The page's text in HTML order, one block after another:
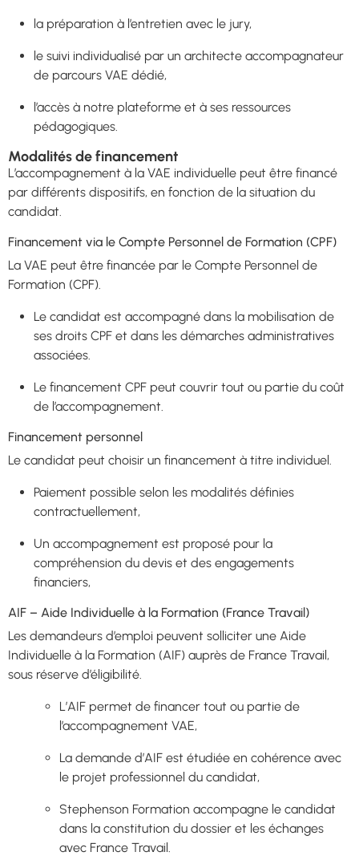
la préparation à l’entretien avec le jury,
le suivi individualisé par un architecte accompagnateur
de parcours VAE dédié,
l’accès à notre plateforme et à ses ressources
pédagogiques.
Modalités de financement
L’accompagnement à la VAE individuelle peut être financé
par différents dispositifs, en fonction de la situation du
candidat.
Financement via le Compte Personnel de Formation (CPF)
La VAE peut être financée par le Compte Personnel de
Formation (CPF).
Le candidat est accompagné dans la mobilisation de
ses droits CPF et dans les démarches administratives
associées.
Le financement CPF peut couvrir tout ou partie du coût
de l’accompagnement.
Financement personnel
Le candidat peut choisir un financement à titre individuel.
Paiement possible selon les modalités définies
contractuellement,
Un accompagnement est proposé pour la
compréhension du devis et des engagements
financiers,
AIF – Aide Individuelle à la Formation (France Travail)
Les demandeurs d’emploi peuvent solliciter une Aide
Individuelle à la Formation (AIF) auprès de France Travail,
sous réserve d’éligibilité.
L’AIF permet de financer tout ou partie de
l’accompagnement VAE,
La demande d’AIF est étudiée en cohérence avec
le projet professionnel du candidat,
Stephenson Formation accompagne le candidat
dans la constitution du dossier et les échanges
avec France Travail.